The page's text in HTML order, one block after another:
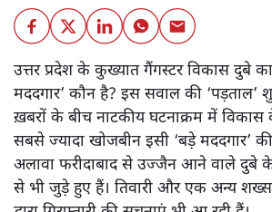
उत्तर प्रदेश के कुख्यात गैंगस्टर विकास दुबे
मददगार’ कौन है? इस सवाल की ‘पड़ताल’
ख़बरों के बीच नाटकीय घटनाक्रम में
सबसे ज्यादा खोजबीन इसी ‘बड़े मददगार’
अलावा फरीदाबाद से उज्जैन आने वाले दुबे के
से भी जुड़े हुए हैं। तिवारी और एक अन्य